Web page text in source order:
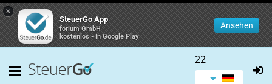
×
SteuerGo App
forium GmbH
kostenlos - In Google Play
Ansehen
22